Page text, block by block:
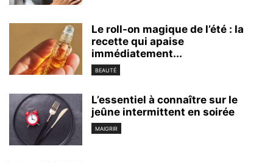
Le roll-on magique de l’été : la
recette qui apaise
immédiatement...
BEAUTÉ
L’essentiel à connaître sur le
jeûne intermittent en soirée
MAIGRIR